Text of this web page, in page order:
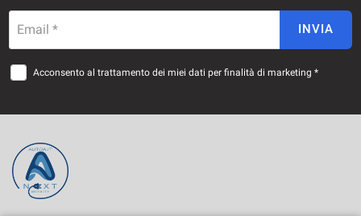
Email * INVIA
Acconsento al trattamento dei miei dati per finalità di marketing *